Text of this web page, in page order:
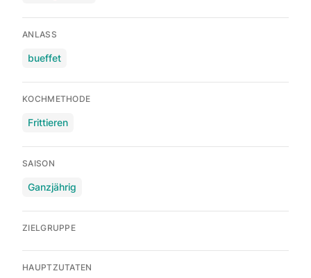
ANLASS
bueffet
KOCHMETHODE
Frittieren
SAISON
Ganzjährig
ZIELGRUPPE
HAUPTZUTATEN